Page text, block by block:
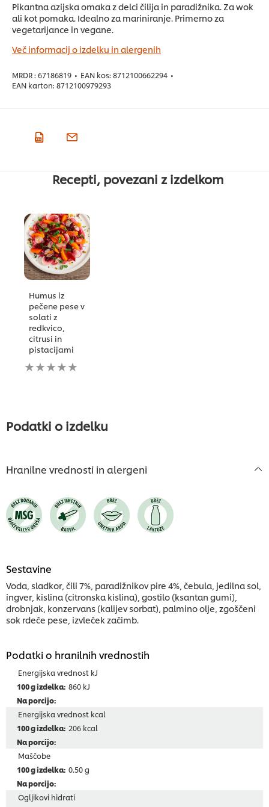
Pikantna azijska omaka z delci čilija in paradižnika. Za wok
ali kot pomaka. Idealno za mariniranje. Primerno za
vegetarijance in vegane.
Več informacij o izdelku in alergenih
MRDR : 67186819 • EAN kos: 8712100662294 •
EAN karton: 8712100979293
Recepti, povezani z izdelkom
Humus iz
pečene pese v
solati z
redkvico,
citrusi in
pistacijami
Za
to
nobena
Podatki o izdelku
Hranilne vrednosti in alergeni
Sestavine
Voda, sladkor, čili 7%, paradižnikov pire 4%, čebula, jedilna sol,
ingver, kislina (citronska kislina), gostilo (ksantan gumi),
drobnjak, konzervans (kalijev sorbat), palmino olje, zgoščeni
sok rdeče pese, izvleček začimb.
Podatki o hranilnih vrednostih
Energijska vrednost kJ
860 kJ
Energijska vrednost kcal
206 kcal
Maščobe
0.50 g
Ogljikovi hidrati